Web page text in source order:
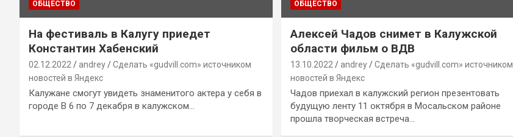
ОБЩЕСТВО
На фестиваль в Калугу приедет
Константин Хабенский
02.12.2022 andrey
Сделать «gudvill.com» источником
новостей в Яндекс
Калужане смогут увидеть знаменитого актера у себя в
городе В 6 по 7 декабря в калужском…
ОБЩЕСТВО
Алексей Чадов снимет в Калужской
области фильм о ВДВ
13.10.2022 andrey
Сделать «gudvill.com» источником
новостей в Яндекс
Чадов приехал в калужский регион презентовать
будущую ленту 11 октября в Мосальском районе
прошла творческая встреча…